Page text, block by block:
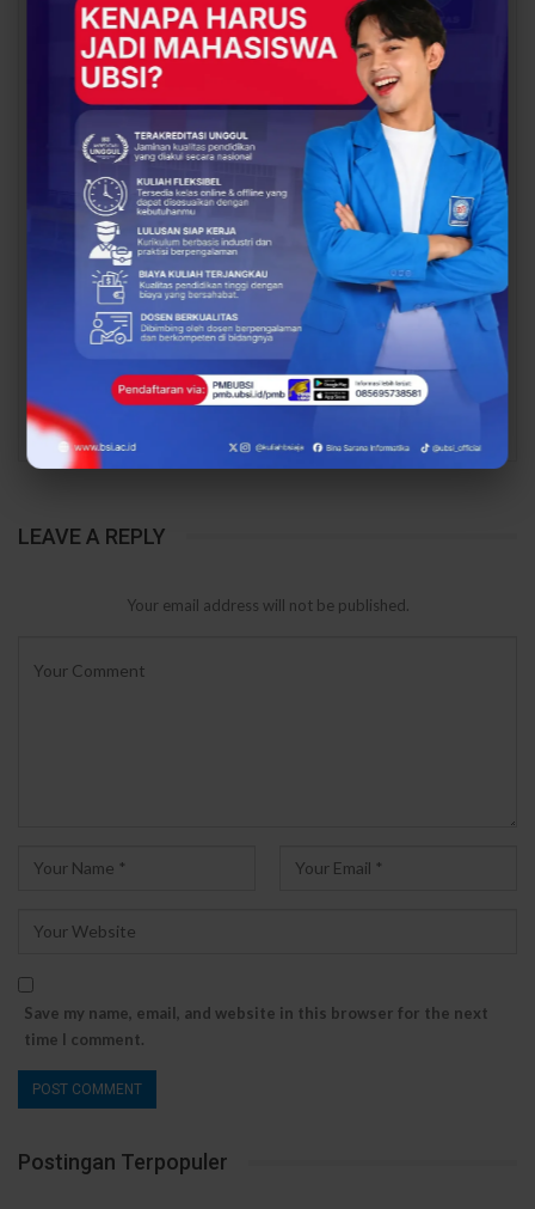
Menuju Digital, UBSI
Bantu Bank Sampah
Mawar Burangrang
Kelola…
Rupiah, UBSI Bantu
Bank Sampah Mawar
Burangrang Go Digital
BERITA
Sinergi Pendidikan dan
Industri Makin Panas!
BCC & BEC Sukses Gelar
BERITA
Proses Belajar di UBSI
yang Mendukung
Mahasiswa Lebih Siap
Kerja
PREV
LEAVE A REPLY
Your email address will not be published.
Save my name, email, and website in this browser for the next
time I comment.
Postingan Terpopuler